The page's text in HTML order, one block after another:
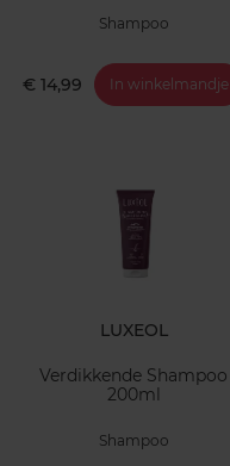
Shampoo
€ 14,99 In winkelmandje
LUXEOL
Verdikkende Shampoo
200ml
Shampoo